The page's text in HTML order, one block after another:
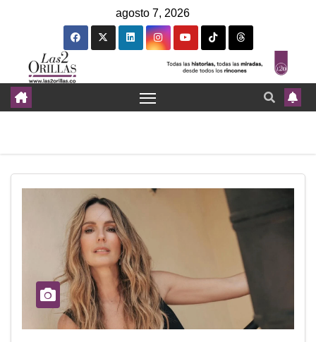
agosto 7, 2026